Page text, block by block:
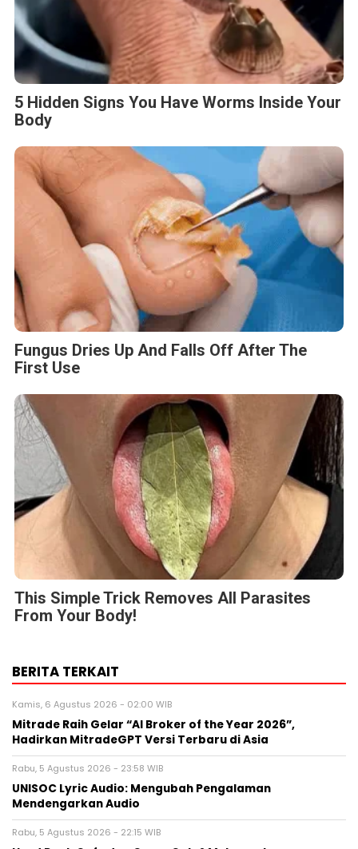
5 Hidden Signs You Have Worms Inside Your
Body
Fungus Dries Up And Falls Off After The
First Use
This Simple Trick Removes All Parasites
From Your Body!
BERITA TERKAIT
Kamis, 6 Agustus 2026 - 02:00 WIB
Mitrade Raih Gelar “AI Broker of the Year 2026”,
Hadirkan MitradeGPT Versi Terbaru di Asia
Rabu, 5 Agustus 2026 - 23:58 WIB
UNISOC Lyric Audio: Mengubah Pengalaman
Mendengarkan Audio
Rabu, 5 Agustus 2026 - 22:15 WIB